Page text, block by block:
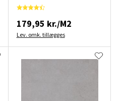
179,95 kr./M2
Lev. omk. tillægges